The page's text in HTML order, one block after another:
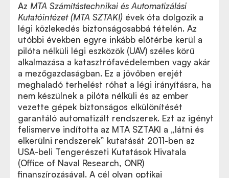
Az MTA Számítástechnikai és Automatizálási
Kutatóintézet (MTA SZTAKI) évek óta dolgozik a
légi közlekedés biztonságosabbá tételén. Az
utóbbi években egyre inkább előtérbe kerül a
pilóta nélküli légi eszközök (UAV) széles körű
alkalmazása a katasztrófavédelemben vagy akár
a mezőgazdaságban. Ez a jövőben erejét
meghaladó terhelést róhat a légi irányításra, ha
nem készülnek a pilóta nélküli és az ember
vezette gépek biztonságos elkülönítését
garantáló automatizált rendszerek. Ezt az igényt
felismerve indította az MTA SZTAKI a „látni és
elkerülni rendszerek” kutatását 2011-ben az
USA-beli Tengerészeti Kutatások Hivatala
(Office of Naval Research, ONR)
finanszírozásával. A cél olyan optikai